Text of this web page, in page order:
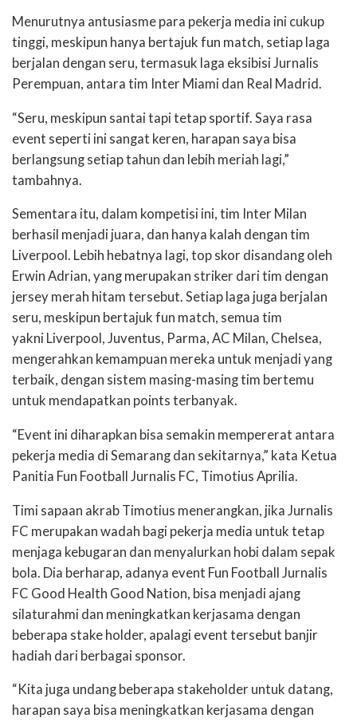
Menurutnya antusiasme para pekerja media ini cukup
tinggi, meskipun hanya bertajuk fun match, setiap laga
berjalan dengan seru, termasuk laga eksibisi Jurnalis
Perempuan, antara tim Inter Miami dan Real Madrid.
“Seru, meskipun santai tapi tetap sportif. Saya rasa
event seperti ini sangat keren, harapan saya bisa
berlangsung setiap tahun dan lebih meriah lagi,”
tambahnya.
Sementara itu, dalam kompetisi ini, tim Inter Milan
berhasil menjadi juara, dan hanya kalah dengan tim
Liverpool. Lebih hebatnya lagi, top skor disandang oleh
Erwin Adrian, yang merupakan striker dari tim dengan
jersey merah hitam tersebut. Setiap laga juga berjalan
seru, meskipun bertajuk fun match, semua tim
yakni Liverpool, Juventus, Parma, AC Milan, Chelsea,
mengerahkan kemampuan mereka untuk menjadi yang
terbaik, dengan sistem masing-masing tim bertemu
untuk mendapatkan points terbanyak.
“Event ini diharapkan bisa semakin mempererat antara
pekerja media di Semarang dan sekitarnya,” kata Ketua
Panitia Fun Football Jurnalis FC, Timotius Aprilia.
Timi sapaan akrab Timotius menerangkan, jika Jurnalis
FC merupakan wadah bagi pekerja media untuk tetap
menjaga kebugaran dan menyalurkan hobi dalam sepak
bola. Dia berharap, adanya event Fun Football Jurnalis
FC Good Health Good Nation, bisa menjadi ajang
silaturahmi dan meningkatkan kerjasama dengan
beberapa stake holder, apalagi event tersebut banjir
hadiah dari berbagai sponsor.
“Kita juga undang beberapa stakeholder untuk datang,
harapan saya bisa meningkatkan kerjasama dengan